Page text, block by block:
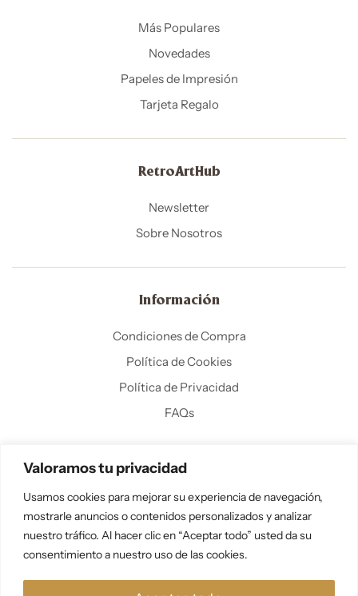
Valoramos tu privacidad
Usamos cookies para mejorar su experiencia de navegación,
mostrarle anuncios o contenidos personalizados y analizar
nuestro tráfico. Al hacer clic en “Aceptar todo” usted da su
consentimiento a nuestro uso de las cookies.
Más Populares
Novedades
Papeles de Impresión
Tarjeta Regalo
RetroArtHub
Newsletter
Sobre Nosotros
Información
Condiciones de Compra
Política de Cookies
Política de Privacidad
FAQs
Copyright © R ETROARTHUB.COM. Todos los derechos
reservados.